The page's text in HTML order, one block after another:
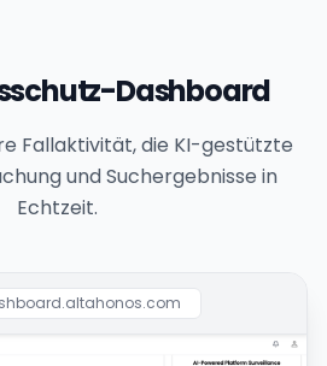
Dashboard
Fallaktivität, die KI-gestützte
und Suchergebnisse in
Echtzeit.